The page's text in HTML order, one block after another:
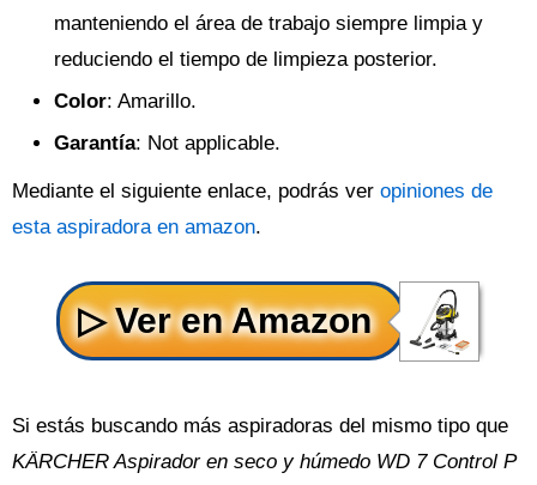
manteniendo el área de trabajo siempre limpia y
reduciendo el tiempo de limpieza posterior.
Color: Amarillo.
Garantía: Not applicable.
Mediante el siguiente enlace, podrás ver opiniones de
esta aspiradora en amazon.
Si estás buscando más aspiradoras del mismo tipo que
KÄRCHER Aspirador en seco y húmedo WD 7 Control P